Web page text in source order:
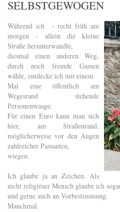
SELBSTGEWOGEN
Während ich - recht früh am
morgen - allein die kleine
Straße herunterwandle,
diesmal einen anderen Weg,
durch noch fremde Gassen
wähle, entdecke ich mit einem
Mal eine öffentlich am
Wegesrand stehende
Personenwaage.
Für einen Euro kann man sich
hier, am Straßenrand,
möglicherweise vor den Augen
zahlreicher Passanten,
wiegen.
Ich glaube ja an Zeichen. Als
nicht religiöser Mensch glaube ich
und gerne auch an Vorbestimmung.
Manchmal.